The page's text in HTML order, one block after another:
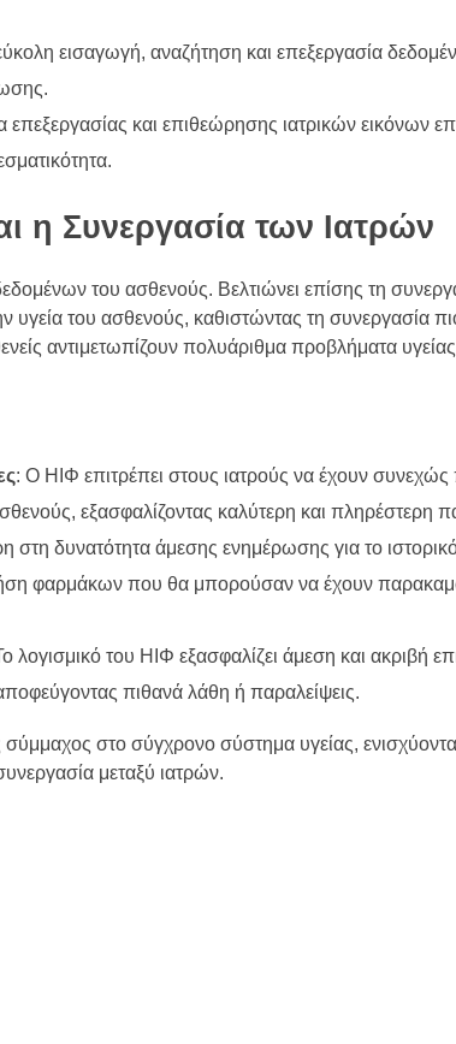
εισαγωγή, αναζήτηση και επεξεργασία
επεξεργασίας και επιθεώρησης ιατρικών εικόνων
η Συνεργασία των Ιατρών
του ασθενούς. Βελτιώνει επίσης τη
του ασθενούς, καθιστώντας τη συνεργασία
αντιμετωπίζουν πολυάριθμα προβλήματα
: Ο ΗΙΦ επιτρέπει στους ιατρούς να έχουν
εξασφαλίζοντας καλύτερη και πληρέστερη
στη δυνατότητα άμεσης ενημέρωσης για το
φαρμάκων που θα μπορούσαν να έχουν
λογισμικό του ΗΙΦ εξασφαλίζει άμεση και ακριβή
πιθανά λάθη ή παραλείψεις.
στο σύγχρονο σύστημα υγείας,
μεταξύ ιατρών.